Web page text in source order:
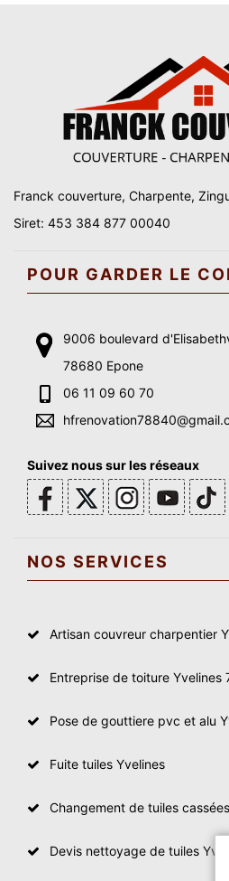
Franck couverture, Charpente,
Siret: 453 384 877 00040
POUR GARDER LE
9006 boulevard
78680 Epone
06 11 09 60 70
Suivez nous sur les réseaux
NOS SERVICES
Artisan couvreur charpentier
Entreprise de toiture Yvelines
Pose de gouttiere pvc et alu
Fuite tuiles Yvelines
Changement de tuiles
Devis nettoyage de tuiles